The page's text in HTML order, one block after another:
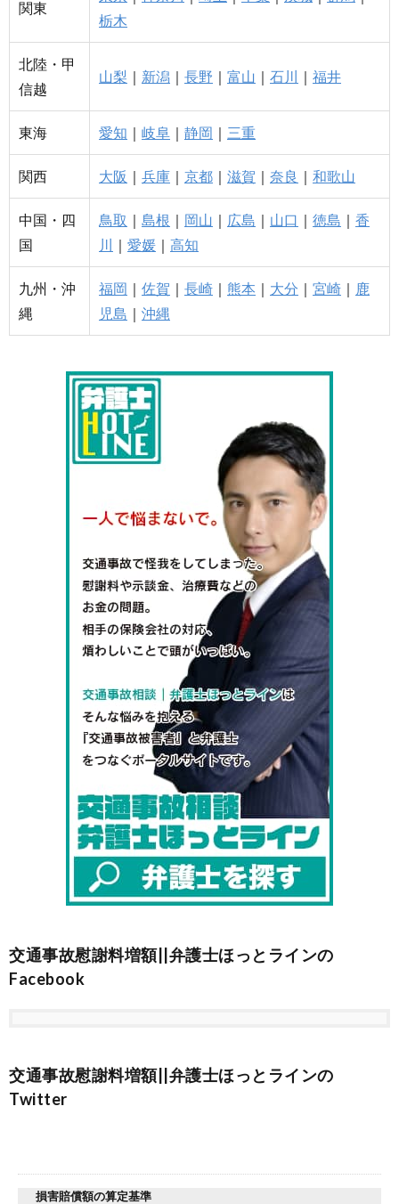
関東
栃木
北陸・甲
信越
山梨 ｜ 新潟 ｜ 長野 ｜ 富山 ｜ 石川 ｜ 福井
東海 愛知 ｜ 岐阜 ｜ 静岡 ｜ 三重
関西 大阪 ｜ 兵庫 ｜ 京都 ｜ 滋賀 ｜ 奈良 ｜ 和歌山
中国・四
国
鳥取 ｜ 島根 ｜ 岡山 ｜ 広島 ｜ 山口 ｜ 徳島 ｜ 香
川 ｜ 愛媛 ｜ 高知
九州・沖
縄
福岡 ｜ 佐賀 ｜ 長崎 ｜ 熊本 ｜ 大分 ｜ 宮崎 ｜ 鹿
児島 ｜ 沖縄
交通事故慰謝料増額||弁護士ほっとラインの
Facebook
交通事故慰謝料増額||弁護士ほっとラインの
Twitter
損害賠償額の算定基準